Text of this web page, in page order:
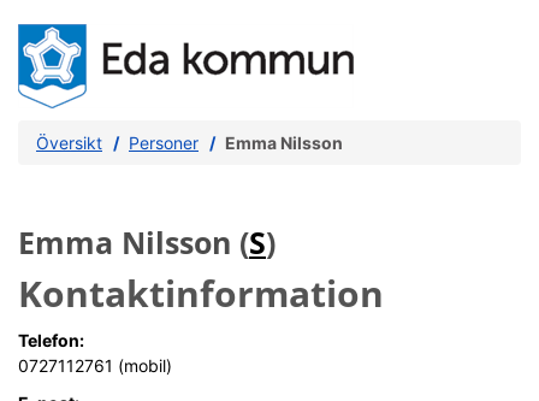
Översikt Personer Emma Nilsson
Emma Nilsson (S)
Kontaktinformation
Telefon:
0727112761 (mobil)